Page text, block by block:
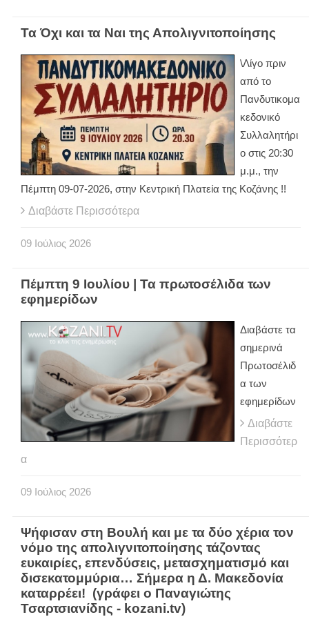
Τα Όχι και τα Ναι της Απολιγνιτοποίησης
\Λίγο πριν
από το
Πανδυτικομα
κεδονικό
Συλλαλητήρι
ο στις 20:30
μ.μ., την
Πέμπτη 09-07-2026, στην Κεντρική Πλατεία της Κοζάνης !!
Διαβάστε Περισσότερα
09 Ιούλιος 2026
Πέμπτη 9 Ιουλίου | Τα πρωτοσέλιδα των
εφημερίδων
Διαβάστε τα
σημερινά
Πρωτοσέλιδ
α των
εφημερίδων
Διαβάστε
Περισσότερ
α
09 Ιούλιος 2026
Ψήφισαν στη Βουλή και με τα δύο χέρια τον
νόμο της απολιγνιτοποίησης τάζοντας
ευκαιρίες, επενδύσεις, μετασχηματισμό και
δισεκατομμύρια… Σήμερα η Δ. Μακεδονία
καταρρέει! (γράφει ο Παναγιώτης
Τσαρτσιανίδης - kozani.tv)